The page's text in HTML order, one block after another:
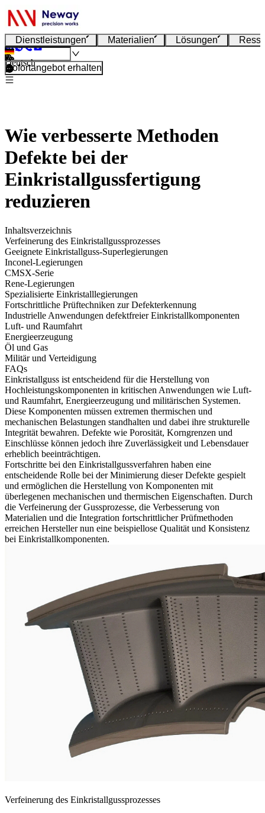
Dienstleistungen Materialien Lösungen
Deutsch
Sofortangebot erhalten
Wie verbesserte Methoden
Defekte bei der
Einkristallgussfertigung
reduzieren
Inhaltsverzeichnis
Verfeinerung des Einkristallgussprozesses
Geeignete Einkristallguss-Superlegierungen
Inconel-Legierungen
CMSX-Serie
Rene-Legierungen
Spezialisierte Einkristalllegierungen
Fortschrittliche Prüftechniken zur Defekterkennung
Industrielle Anwendungen defektfreier Einkristallkomponenten
Luft- und Raumfahrt
Energieerzeugung
Öl und Gas
Militär und Verteidigung
FAQs
Einkristallguss ist entscheidend für die Herstellung von
Hochleistungskomponenten in kritischen Anwendungen wie Luft-
und Raumfahrt, Energieerzeugung und militärischen Systemen.
Diese Komponenten müssen extremen thermischen und
mechanischen Belastungen standhalten und dabei ihre strukturelle
Integrität bewahren. Defekte wie Porosität, Korngrenzen und
Einschlüsse können jedoch ihre Zuverlässigkeit und Lebensdauer
erheblich beeinträchtigen.
Fortschritte bei den Einkristallgussverfahren haben eine
entscheidende Rolle bei der Minimierung dieser Defekte gespielt
und ermöglichen die Herstellung von Komponenten mit
überlegenen mechanischen und thermischen Eigenschaften. Durch
die Verfeinerung derGussprozesse, die Verbesserung von
Materialien und die Integration fortschrittlicher Prüfmethoden
erreichen Hersteller nun eine beispiellose Qualität und Konsistenz
bei Einkristallkomponenten.
Verfeinerung des Einkristallgussprozesses